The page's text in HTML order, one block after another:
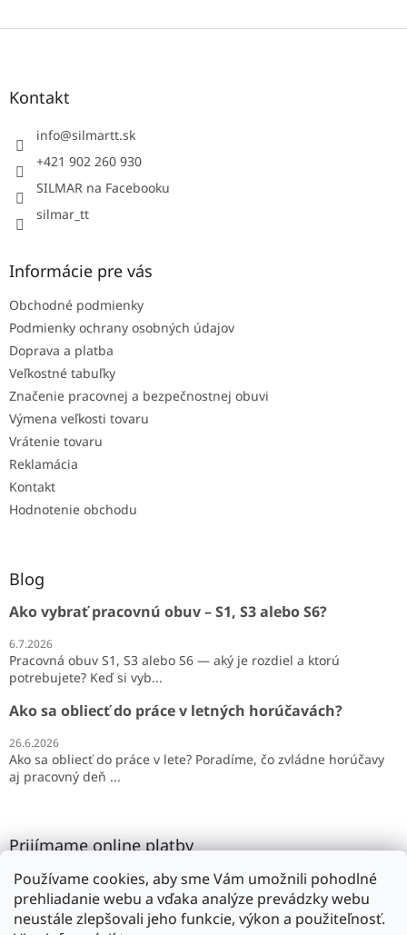
Používame cookies, aby sme Vám umožnili pohodlné
prehliadanie webu a vďaka analýze prevádzky webu
neustále zlepšovali jeho funkcie, výkon a použiteľnosť.
Z
Kontakt
info@silmartt.sk
+421 902 260 930
SILMAR na Facebooku
silmar_tt
Informácie pre vás
Obchodné podmienky
Podmienky ochrany osobných údajov
Doprava a platba
Veľkostné tabuľky
Značenie pracovnej a bezpečnostnej obuvi
Výmena veľkosti tovaru
Vrátenie tovaru
Reklamácia
Kontakt
Hodnotenie obchodu
Blog
Ako vybrať pracovnú obuv – S1, S3 alebo S6?
6.7.2026
Pracovná obuv S1, S3 alebo S6 — aký je rozdiel a ktorú
potrebujete? Keď si vyb...
Ako sa obliecť do práce v letných horúčavách?
26.6.2026
Ako sa obliecť do práce v lete? Poradíme, čo zvládne horúčavy
aj pracovný deň ...
Prijímame online platby